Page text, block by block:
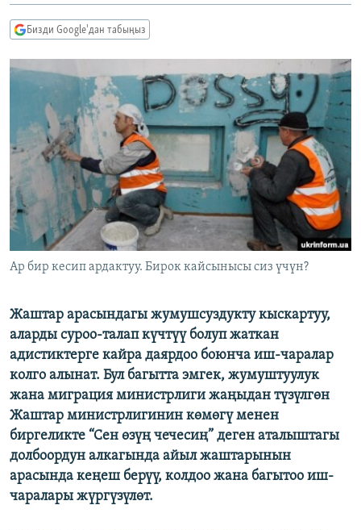
БҮГҮН АЗАТТЫКТА
ЭКСПЕРТТЕР ТАЛДАЙТ
ДАНИСТЕ
ЭЖЕ-СИҢДИЛЕР
АЗАТТЫК+
ЫҢГАЙСЫЗ СУРООЛОР
ПОДКАСТ
ӨЗГӨЧӨ ПИКИР
Русский
ОНЛАЙН ШЕРИНЕ
ЭЕ/АРнун бардык сайттары
Бизди Google'дан табыңыз
Ар бир кесип ардактуу. Бирок кайсынысы сиз үчүн?
Жаштар арасындагы жумушсуздукту кыскартуу,
аларды суроо-талап күчтүү болуп жаткан
адистиктерге кайра даярдоо боюнча иш-чаралар
колго алынат. Бул багытта эмгек, жумуштуулук
жана миграция министрлиги жаңыдан түзүлгөн
Жаштар министрлигинин көмөгү менен
биргеликте “Сен өзүң чечесиң” деген аталыштагы
долбоордун алкагында айыл жаштарынын
арасында кеңеш берүү, колдоо жана багытоо иш-
чаралары жүргүзүлөт.